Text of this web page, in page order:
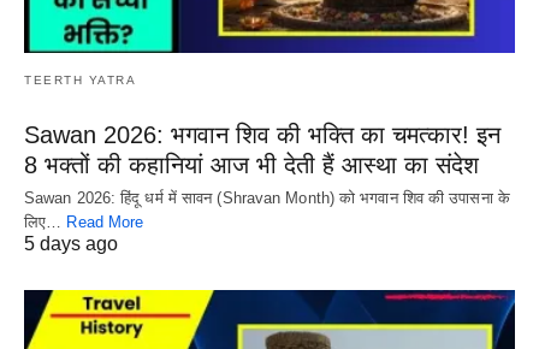
TEERTH YATRA
Sawan 2026: भगवान शिव की भक्ति का चमत्कार! इन
8 भक्तों की कहानियां आज भी देती हैं आस्था का संदेश
Sawan 2026: हिंदू धर्म में सावन (Shravan Month) को भगवान शिव की उपासना के
लिए… Read More
5 days ago